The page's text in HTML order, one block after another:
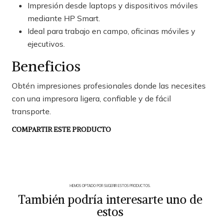
Impresión desde laptops y dispositivos móviles
mediante HP Smart.
Ideal para trabajo en campo, oficinas móviles y
ejecutivos.
Beneficios
Obtén impresiones profesionales donde las necesites
con una impresora ligera, confiable y de fácil
transporte.
COMPARTIR ESTE PRODUCTO
HEMOS OPTADO POR SUGERIR ESTOS PRODUCTOS.
También podría interesarte uno de
estos